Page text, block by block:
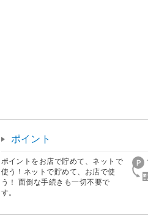
ポイント
ポイントをお店で貯めて、ネットで
使う！ネットで貯めて、お店で使
う！ 面倒な手続きも一切不要で
す。